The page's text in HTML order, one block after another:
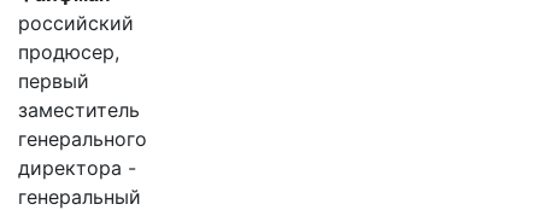
российский
продюсер,
первый
заместитель
генерального
директора -
генеральный